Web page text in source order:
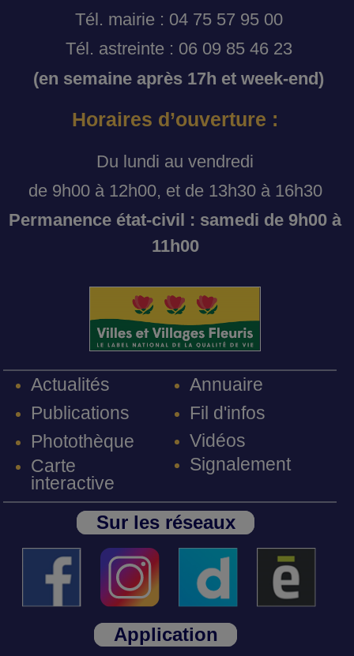
Tél. mairie : 04 75 57 95 00
Tél. astreinte : 06 09 85 46 23
(en semaine après 17h et week-end)
Horaires d’ouverture :
Du lundi au vendredi
de 9h00 à 12h00, et de 13h30 à 16h30
Permanence état-civil : samedi de 9h00 à
11h00
Actualités
Publications
Photothèque
Carte
interactive
Annuaire
Fil d'infos
Vidéos
Signalement
Sur les réseaux
Application